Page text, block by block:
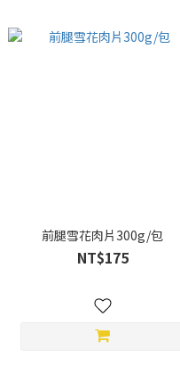
前腿雪花肉片300g/包
NT$175